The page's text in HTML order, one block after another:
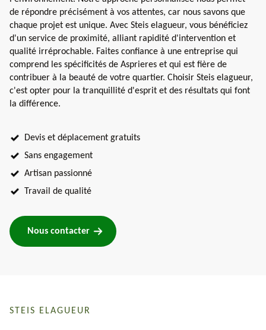
de répondre précisément à vos attentes, car nous savons que
chaque projet est unique. Avec Steis elagueur, vous bénéficiez
d'un service de proximité, alliant rapidité d'intervention et
qualité irréprochable. Faites confiance à une entreprise qui
comprend les spécificités de Asprieres et qui est fière de
contribuer à la beauté de votre quartier. Choisir Steis elagueur,
c'est opter pour la tranquillité d'esprit et des résultats qui font
la différence.
Devis et déplacement gratuits
Sans engagement
Artisan passionné
Travail de qualité
Nous contacter
STEIS ELAGUEUR